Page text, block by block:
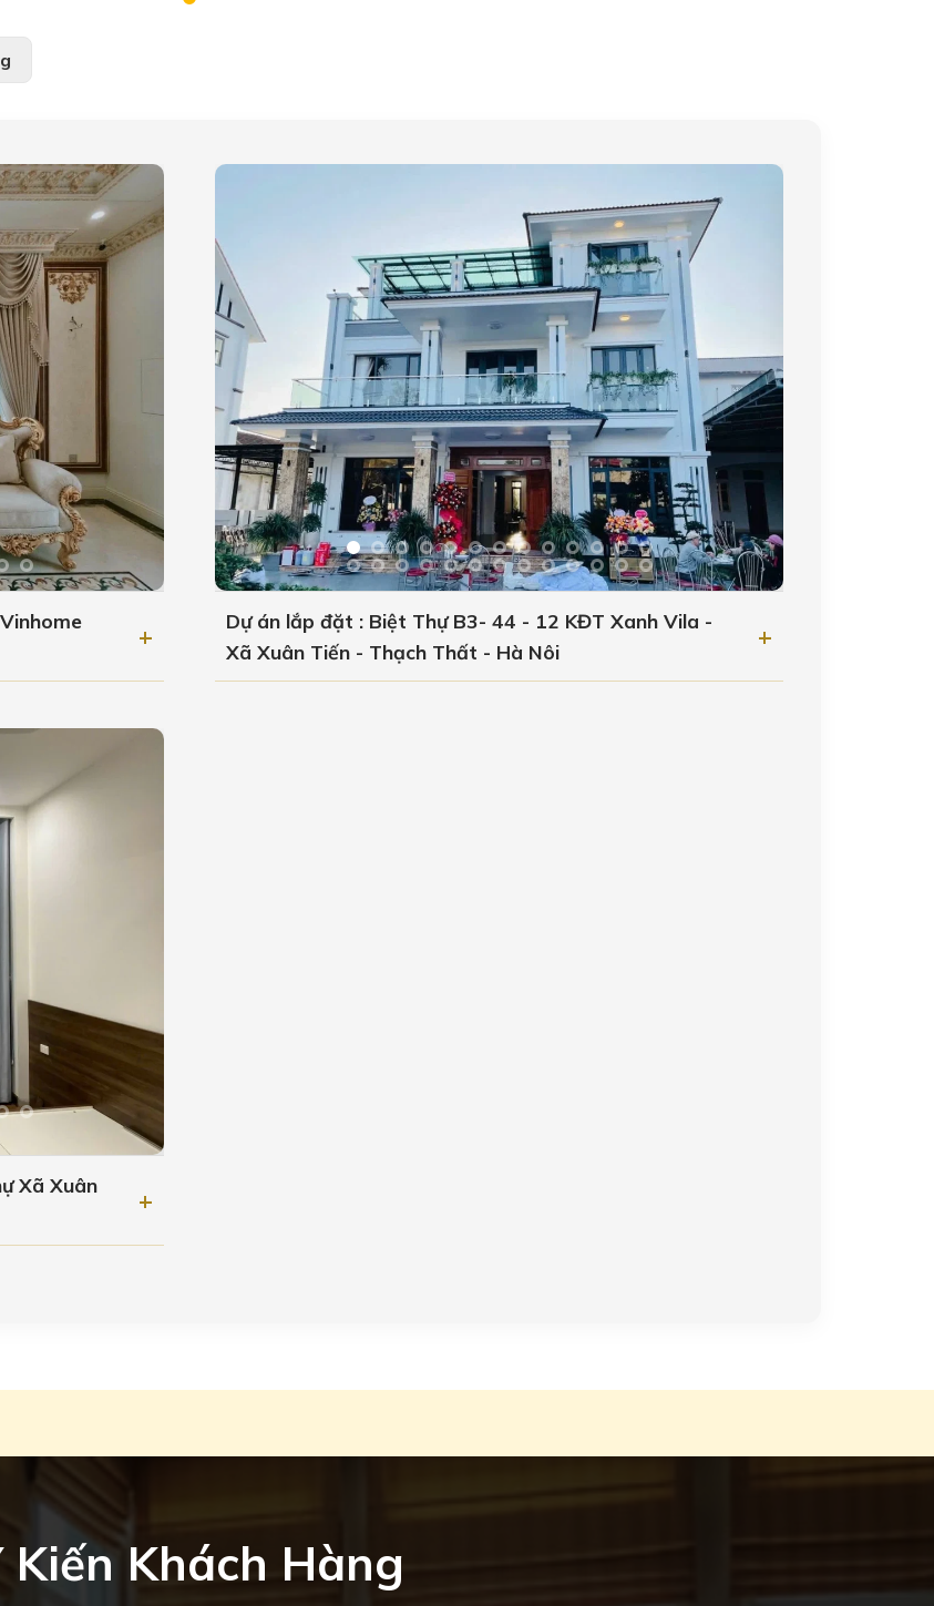
Dự án lắp đặt : Biệt Thự B3- 44 - 12 KĐT Xanh Vila -
Xã Xuân Tiến - Thạch Thất - Hà Nôi
Xã Xuân
Kiến Khách Hàng